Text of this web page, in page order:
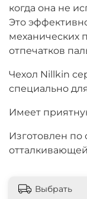
когда она не
Это
механических
отпечатков
Чехол Nillkin
специально
Имеет
Изготовлен по
Выбрать